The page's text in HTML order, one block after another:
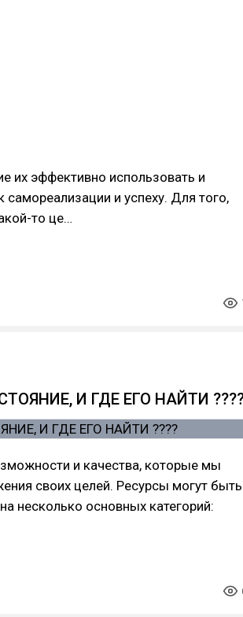
их эффективно использовать и
и успеху. Для того,
то це…
И ГДЕ ЕГО НАЙТИ
и качества, которые мы
своих целей. Ресурсы могут быть
несколько основных категорий: